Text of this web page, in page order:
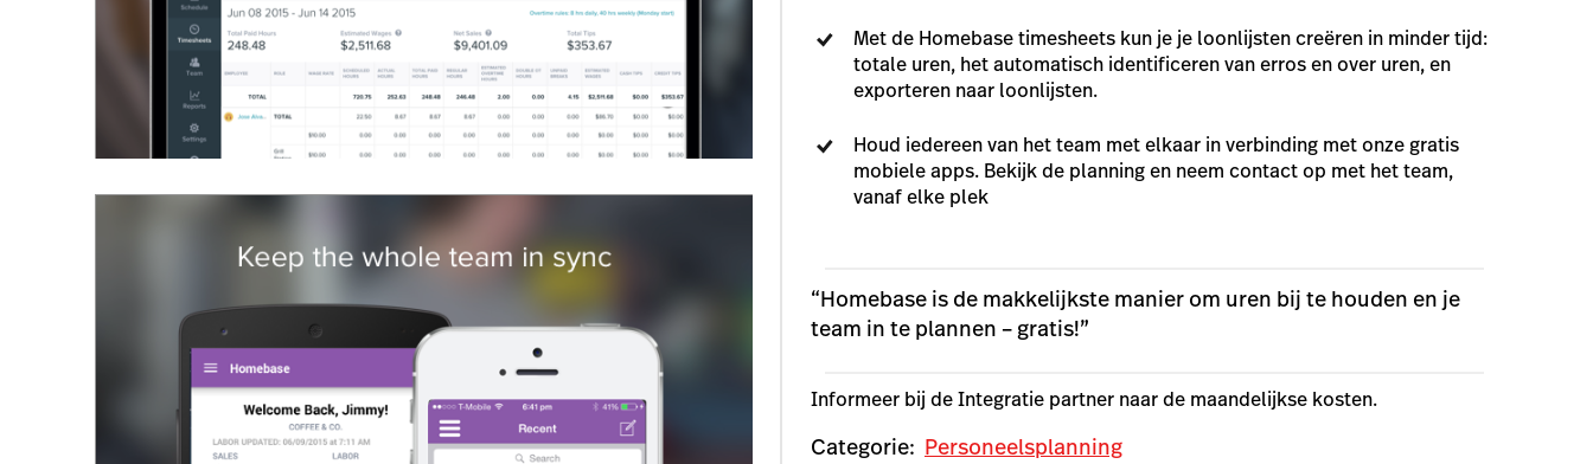
Met de Homebase timesheets kun je je loonlijsten creëren in minder tijd:
totale uren, het automatisch identificeren van erros en over uren, en
exporteren naar loonlijsten.
Houd iedereen van het team met elkaar in verbinding met onze gratis
mobiele apps. Bekijk de planning en neem contact op met het team,
vanaf elke plek
“Homebase is de makkelijkste manier om uren bij te houden en je
team in te plannen – gratis!”
Informeer bij de Integratie partner naar de maandelijkse kosten.
Categorie: Personeelsplanning